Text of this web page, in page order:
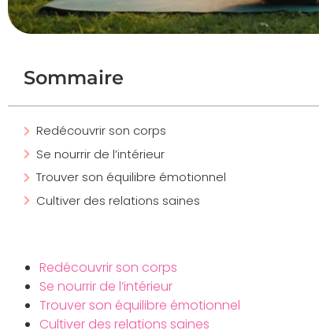
Sommaire
Redécouvrir son corps
Se nourrir de l’intérieur
Trouver son équilibre émotionnel
Cultiver des relations saines
Redécouvrir son corps
Se nourrir de l’intérieur
Trouver son équilibre émotionnel
Cultiver des relations saines